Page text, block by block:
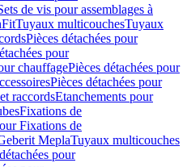
de vis pour assemblages à
Tuyaux multicouchesTuyaux
Pièces détachées pour
pour
chauffagePièces détachées pour
Pièces détachées pour
raccordsEtanchements pour
Fixations de
Fixations de
MeplaTuyaux multicouches
pour